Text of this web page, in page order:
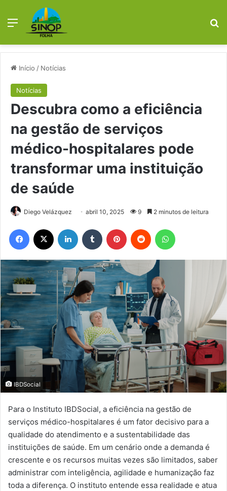
Menu
Início / Notícias
Notícias
Descubra como a eficiência
na gestão de serviços
médico-hospitalares pode
transformar uma instituição
de saúde
Diego Velázquez abril 10, 2025 9 2 minutos de leitura
Facebook Linkedin Tumblr Pinterest Reddit
IBDSocial
Para o Instituto IBDSocial, a eficiência na gestão de
serviços médico-hospitalares é um fator decisivo para a
qualidade do atendimento e a sustentabilidade das
instituições de saúde. Em um cenário onde a demanda é
crescente e os recursos muitas vezes são limitados, saber
administrar com inteligência, agilidade e humanização faz
toda a diferença. O instituto entende essa realidade e atua